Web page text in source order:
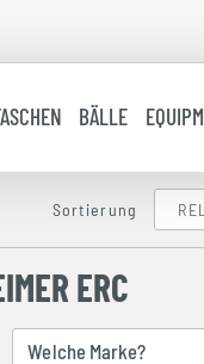
BÄLLE
Sortierung
ERC
Welche Marke?